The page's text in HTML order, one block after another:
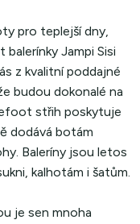
pro teplejší dny,
Jampi Sisi
z kvalitní poddajné
budou dokonalé na
střih poskytuje
dodává botám
Baleríny jsou letos
kalhotám i šatům.
je sen mnoha